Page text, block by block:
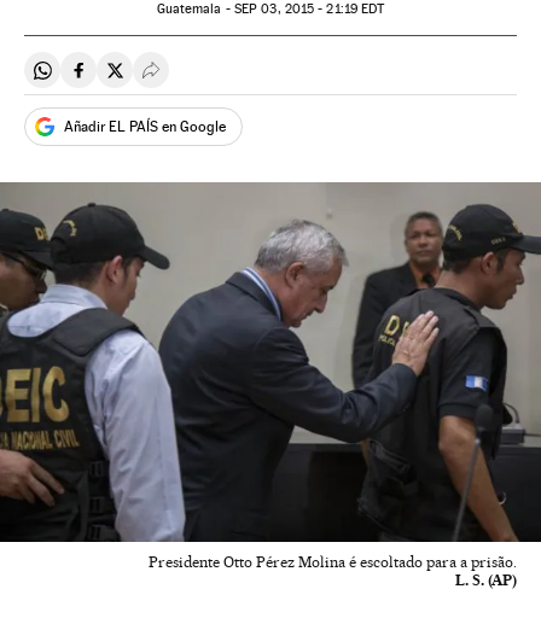
Guatemala - SEP 03, 2015 - 21:19EDT
Compartir en Whatsapp
Compartir en Facebook
Compartir en Twitter
Desplegar Redes Sociales
Añadir EL PAÍS en Google
Presidente Otto Pérez Molina é escoltado para a prisão.
L. S. (AP)